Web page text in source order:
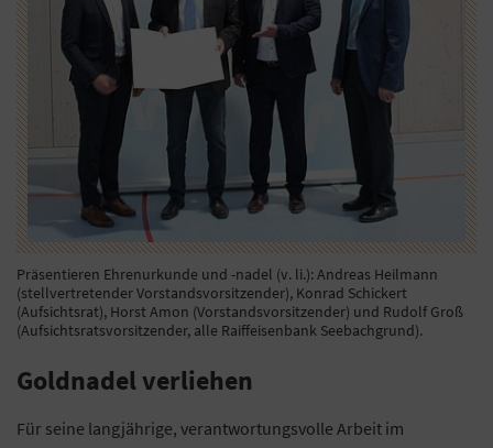
Präsentieren Ehrenurkunde und -nadel (v. li.): Andreas Heilmann
(stellvertretender Vorstandsvorsitzender), Konrad Schickert
(Aufsichtsrat), Horst Amon (Vorstandsvorsitzender) und Rudolf Groß
(Aufsichtsratsvorsitzender, alle Raiffeisenbank Seebachgrund).
Goldnadel verliehen
Für seine langjährige, verantwortungsvolle Arbeit im